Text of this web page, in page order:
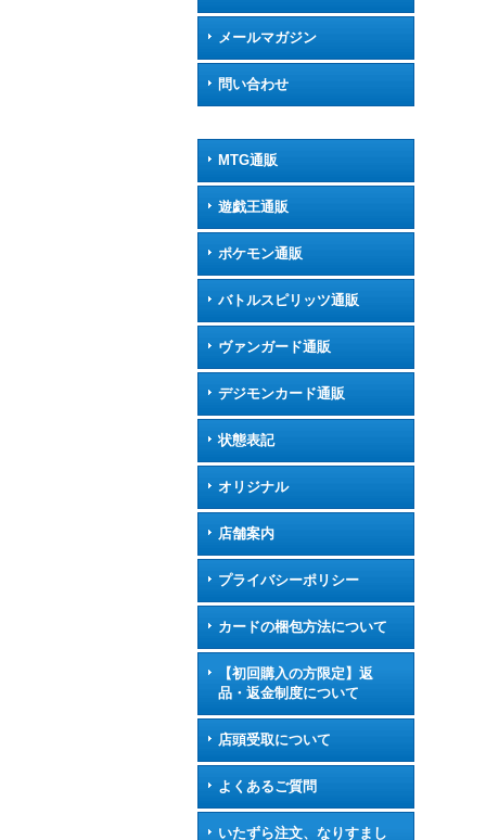
メールマガジン
問い合わせ
MTG通販
遊戯王通販
ポケモン通販
バトルスピリッツ通販
ヴァンガード通販
デジモンカード通販
状態表記
オリジナル
店舗案内
プライバシーポリシー
カードの梱包方法について
【初回購入の方限定】返
品・返金制度について
店頭受取について
よくあるご質問
いたずら注文、なりすまし